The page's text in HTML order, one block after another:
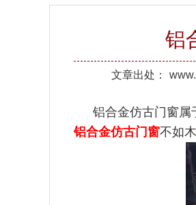
铝
文章出处：
铝合金仿古门窗属
铝合金仿古门窗不如